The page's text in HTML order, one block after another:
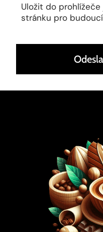
Uložit do
stránku pro